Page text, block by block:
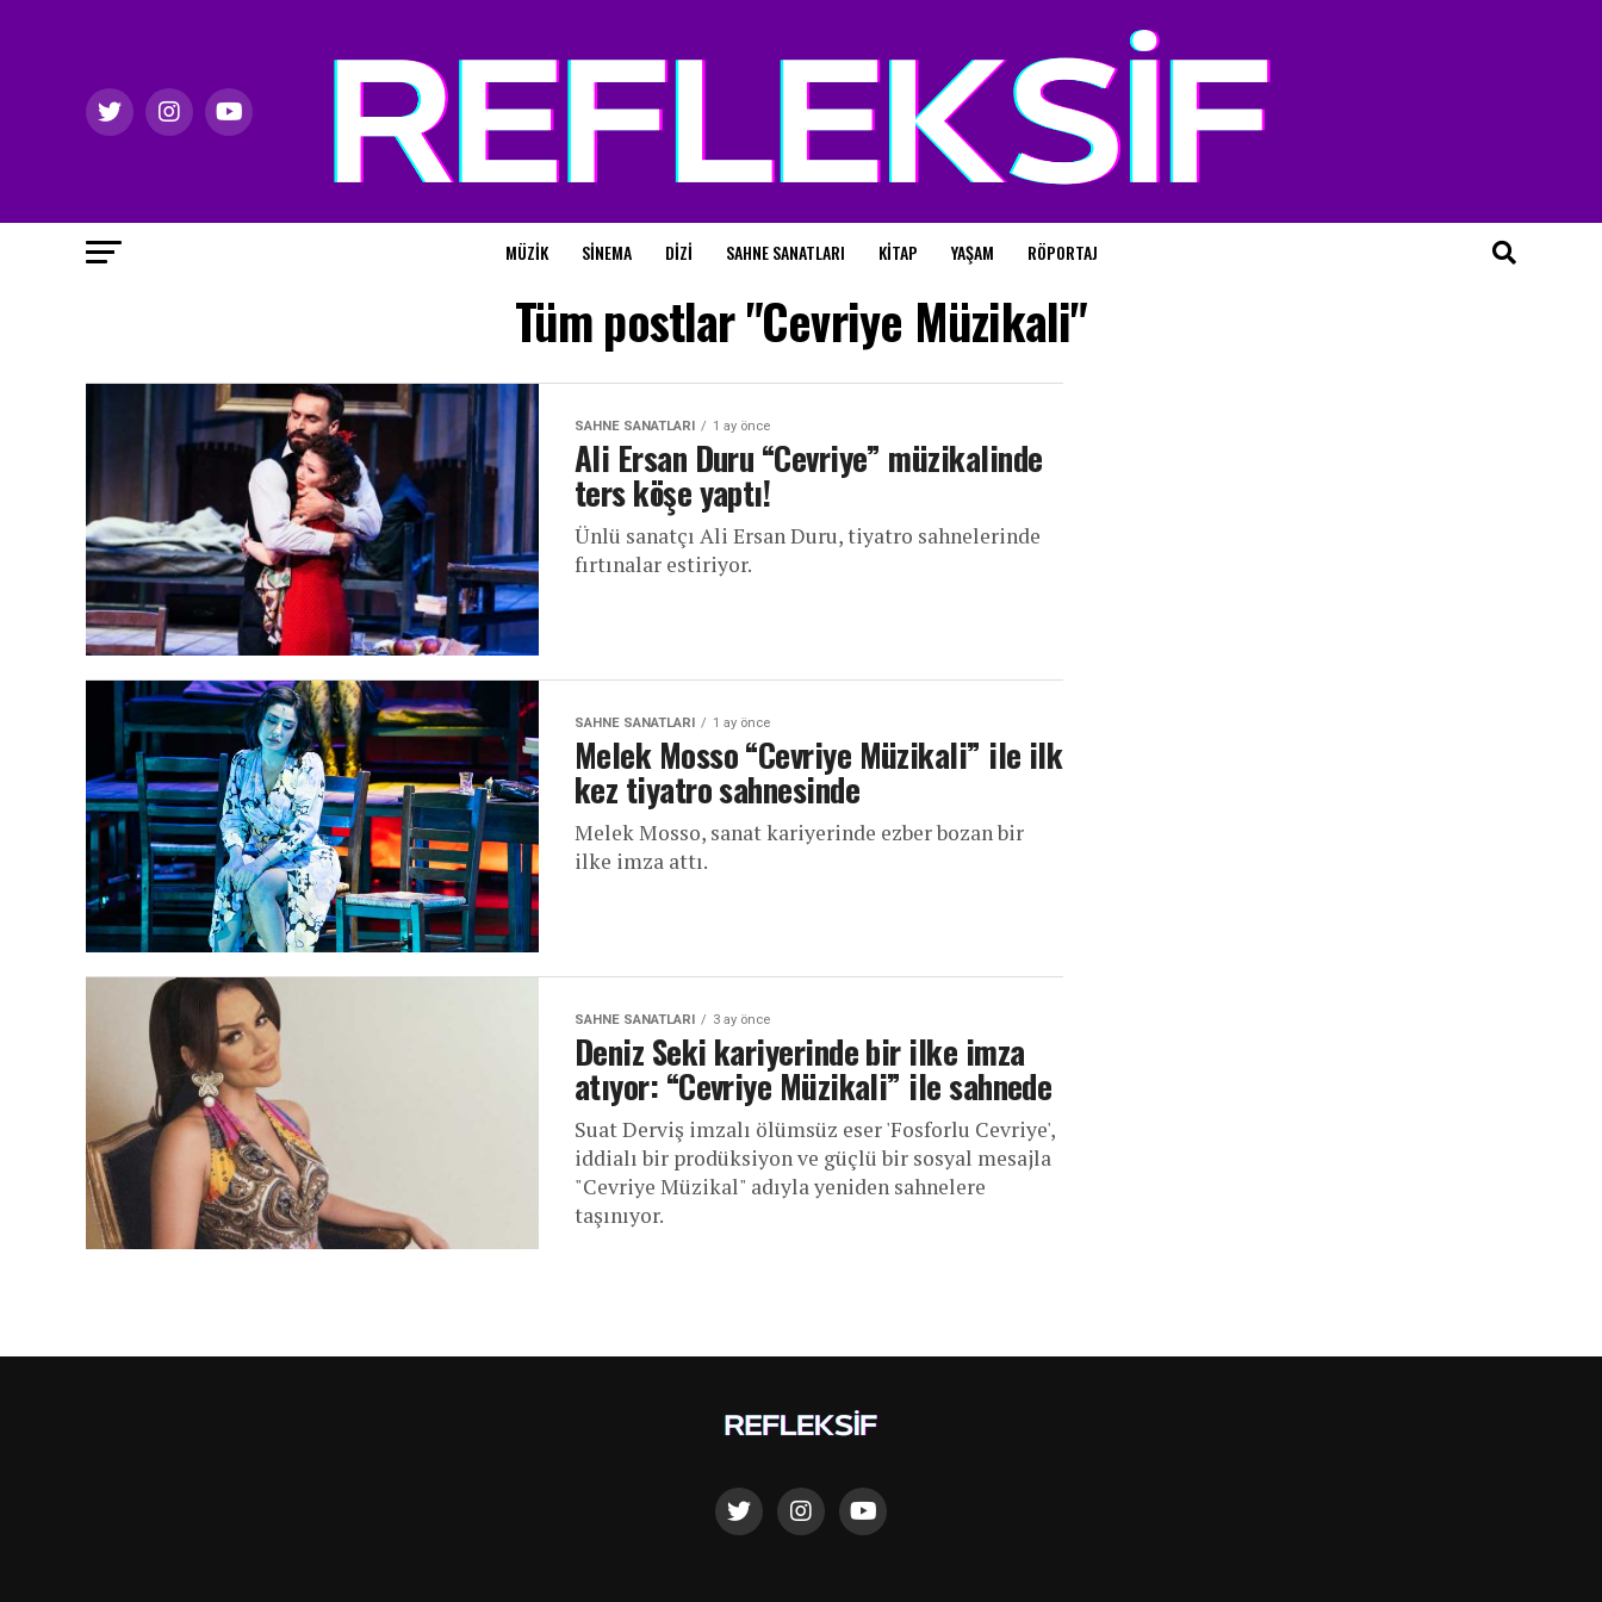
MÜZIK SINEMA DIZI SAHNE SANATLARI KITAP YAŞAM RÖPORTAJ
Tüm postlar "Cevriye Müzikali"
SAHNE SANATLARI 1 ay önce
Ali Ersan Duru “Cevriye” müzikalinde
ters köşe yaptı!
Ünlü sanatçı Ali Ersan Duru, tiyatro sahnelerinde
fırtınalar estiriyor.
SAHNE SANATLARI 1 ay önce
Melek Mosso “Cevriye Müzikali” ile ilk
kez tiyatro sahnesinde
Melek Mosso, sanat kariyerinde ezber bozan bir
ilke imza attı.
SAHNE SANATLARI 3 ay önce
Deniz Seki kariyerinde bir ilke imza
atıyor: “Cevriye Müzikali” ile sahnede
Suat Derviş imzalı ölümsüz eser 'Fosforlu Cevriye',
iddialı bir prodüksiyon ve güçlü bir sosyal mesajla
"Cevriye Müzikal" adıyla yeniden sahnelere
taşınıyor.